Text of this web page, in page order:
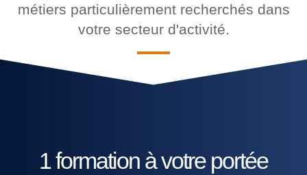
métiers particulièrement recherchés dans
votre secteur d'activité.
1 formation à votre portée